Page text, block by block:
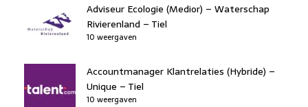
Adviseur Ecologie (Medior) – Waterschap
Rivierenland – Tiel
10 weergaven
Accountmanager Klantrelaties (Hybride) –
Unique – Tiel
10 weergaven